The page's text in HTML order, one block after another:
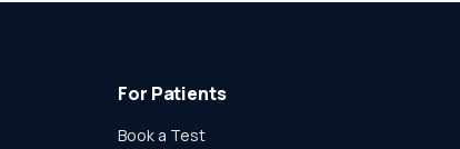
For Patients
Book a Test